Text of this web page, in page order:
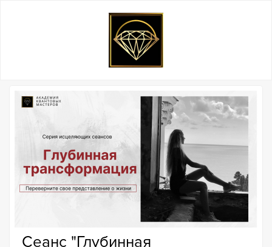
Сеанс "Глубинная